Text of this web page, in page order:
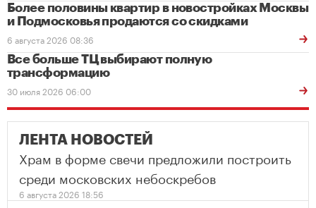
Более половины квартир в новостройках Москвы
и Подмосковья продаются со скидками
6 августа 2026 08:36
Все больше ТЦ выбирают полную
трансформацию
30 июля 2026 06:00
ЛЕНТА НОВОСТЕЙ
Храм в форме свечи предложили построить
среди московских небоскребов
6 августа 2026 18:56